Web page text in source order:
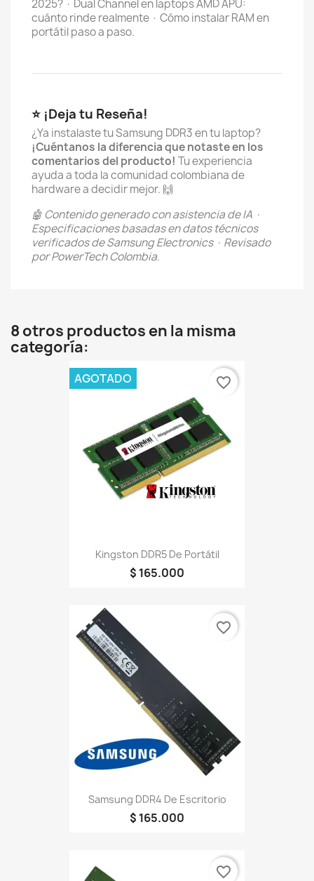
2025? · Dual Channel en laptops AMD APU:
cuánto rinde realmente · Cómo instalar RAM en
portátil paso a paso.
⭐ ¡Deja tu Reseña!
¿Ya instalaste tu Samsung DDR3 en tu laptop?
¡Cuéntanos la diferencia que notaste en los
comentarios del producto! Tu experiencia
ayuda a toda la comunidad colombiana de
hardware a decidir mejor. 🙌
🤖 Contenido generado con asistencia de IA ·
Especificaciones basadas en datos técnicos
verificados de Samsung Electronics · Revisado
por PowerTech Colombia.
8 otros productos en la misma
categoría:
Kingston DDR5 De Portátil
$ 165.000
AGOTADO favorite_border
Samsung DDR4 De Escritorio
$ 165.000
favorite_border
favorite_border